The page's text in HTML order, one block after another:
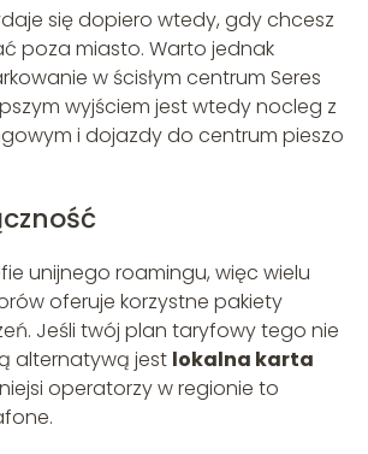
się dopiero wtedy, gdy chcesz
poza miasto. Warto jednak
w ścisłym centrum Seres
wyjściem jest wtedy nocleg z
i dojazdy do centrum pieszo
unijnego roamingu, więc wielu
oferuje korzystne pakiety
Jeśli twój plan taryfowy tego nie
alternatywą jest lokalna karta
operatorzy w regionie to